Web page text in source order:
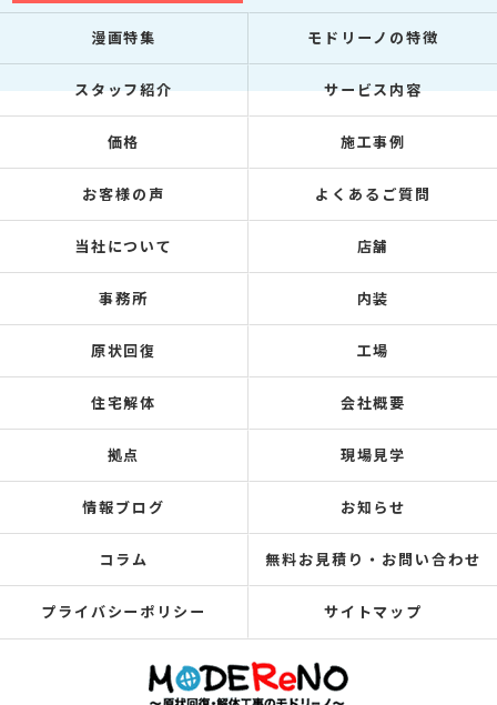
漫画特集 モドリーノの特徴
スタッフ紹介 サービス内容
価格 施工事例
お客様の声 よくあるご質問
当社について 店舗
事務所 内装
原状回復 工場
住宅解体 会社概要
拠点 現場見学
情報ブログ お知らせ
コラム 無料お見積り・お問い合わせ
プライバシーポリシー サイトマップ